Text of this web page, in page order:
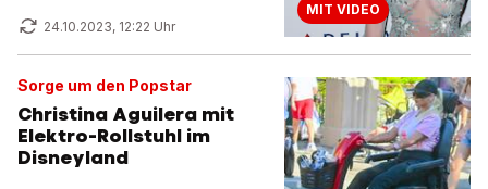
24.10.2023, 12:22 Uhr
MIT VIDEO
Sorge um den Popstar
Christina Aguilera mit
Elektro-Rollstuhl im
Disneyland